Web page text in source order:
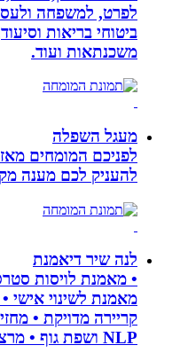
לפרט, למשפחה ולעסק:
ביטוחי בריאות וסיעוד,
משכנתאות ועוד.
מעגל השפלה
לפניכם המומחים
להעניק לכם מענה
לנה שיר דיאמנת
• מאמנת לויסות סטרס
מאמנת לשינוי אישי •
קריירה מדויקת •
NLP ושפת גוף • מרצה לקהלים שונים